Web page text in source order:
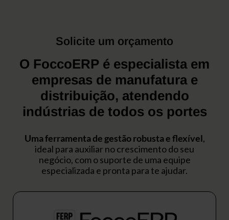
Solicite um orçamento
O FoccoERP é especialista em
empresas de manufatura e
distribuição, atendendo
indústrias de todos os portes
Uma ferramenta de gestão robusta e flexível,
ideal para auxiliar no crescimento do seu
negócio, com o suporte de uma equipe
especializada e pronta para te ajudar.